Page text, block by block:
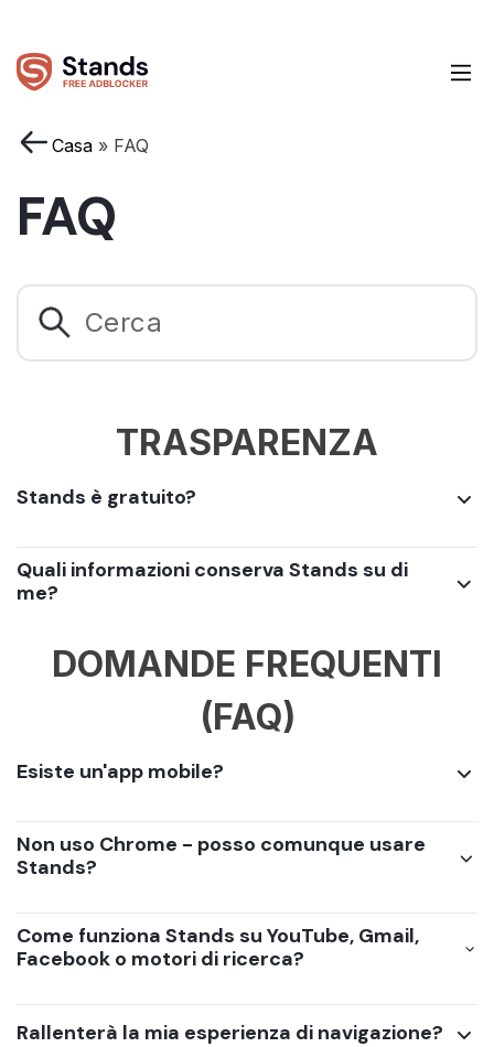
Casa » FAQ
FAQ
TRASPARENZA
Stands è gratuito?
Quali informazioni conserva Stands su di
me?
DOMANDE FREQUENTI
(FAQ)
Esiste un'app mobile?
Non uso Chrome - posso comunque usare
Stands?
Come funziona Stands su YouTube, Gmail,
Facebook o motori di ricerca?
Rallenterà la mia esperienza di navigazione?